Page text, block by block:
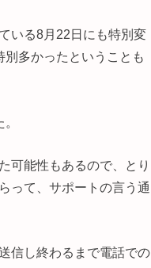
いる8月22日にも特別変
多かったということも
可能性もあるので、とり
って、サポートの言う通
信し終わるまで電話での